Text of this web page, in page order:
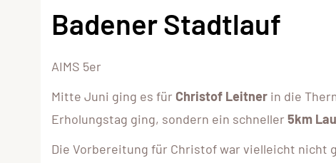
Badener Stadtlauf
AIMS 5er
Mitte Juni ging es für Christof Leitner in die
Erholungstag ging, sondern ein schneller 5km
Die Vorbereitung für Christof war vielleicht nicht